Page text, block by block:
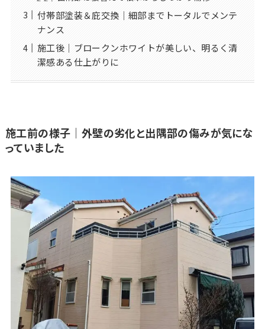
付帯部塗装＆庇交換｜細部までトータルでメンテ
ナンス
施工後｜ブロークンホワイトが美しい、明るく清
潔感ある仕上がりに
施工前の様子｜外壁の劣化と出隅部の傷みが気にな
っていました